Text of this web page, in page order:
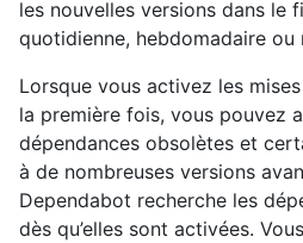
les nouvelles versions dans le
quotidienne, hebdomadaire ou
Lorsque vous activez les
la première fois, vous pouvez
dépendances obsolètes et
à de nombreuses versions
Dependabot recherche les
dès qu’elles sont activées.